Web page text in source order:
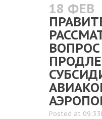
18 ФЕВ
Posted at